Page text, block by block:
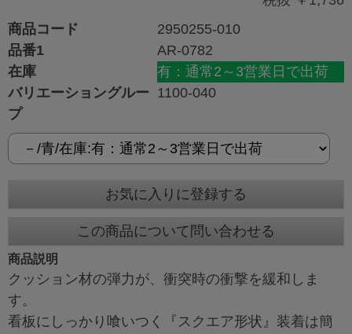
商品コード
2950255-010
品番1
AR-0782
在庫
有：通常2～3営業日で出荷
バリエーショングルー
プ
1100-040
お気に入りに登録する
この商品について問い合わせる
商品説明
クッション材の弾力が、衝突時の衝撃を緩和しま
す。
看板にしっかり喰いつく『スクエア形状』装着は簡